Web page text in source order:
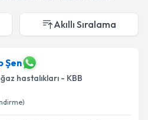
Akıllı Sıralama
Şen
hastalıkları - KBB